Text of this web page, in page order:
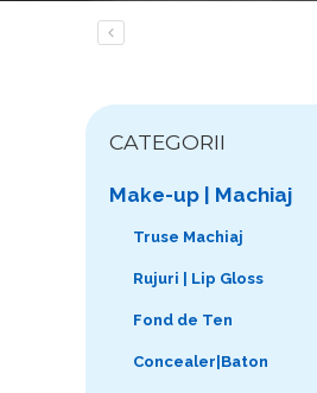
CATEGORII
Make-up | Machiaj
Truse Machiaj
Rujuri | Lip Gloss
Fond de Ten
Concealer|Baton